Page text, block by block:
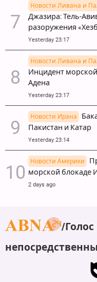
Новости Ливана и
Джазира: Тель-
разоружения
Yesterday 23:17
Новости Ливана и
Инцидент морской
Адена
Yesterday 23:17
Новости Ирана
Пакистан и Катар
Yesterday 23:14
Новости Америки
морской блокаде
2 days ago